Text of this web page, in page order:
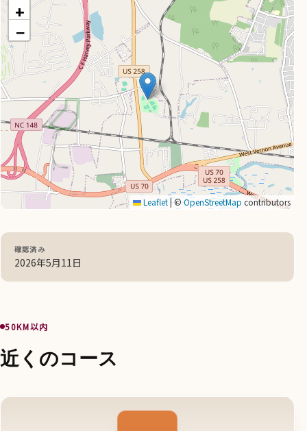
+
−
Leaflet|©OpenStreetMap contributors
確認済み
2026年5月11日
50KM以内
近くのコース